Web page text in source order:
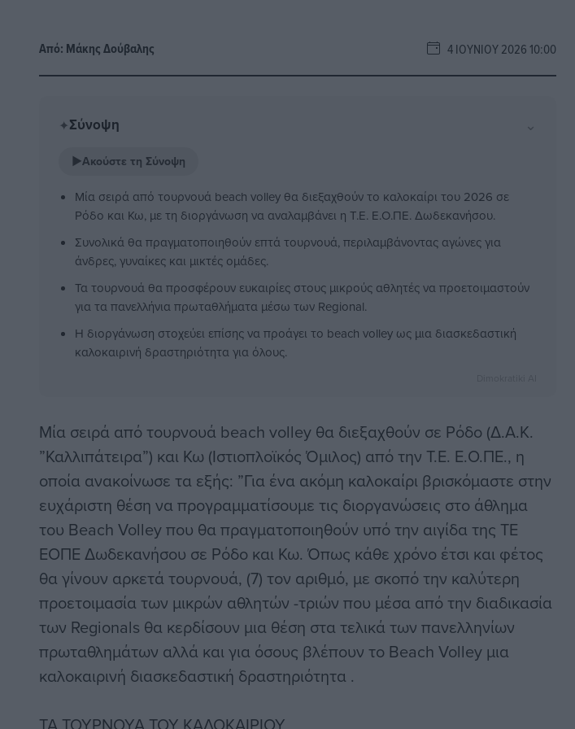
Από: Μάκης Δούβαλης 4 ΙΟΥΝΊΟΥ 2026 10:00
✦Σύνοψη ⌄
▶Ακούστε τη Σύνοψη
Μία σειρά από τουρνουά beach volley θα διεξαχθούν το καλοκαίρι του 2026 σε
Ρόδο και Κω, με τη διοργάνωση να αναλαμβάνει η Τ.Ε. Ε.Ο.ΠΕ. Δωδεκανήσου.
Συνολικά θα πραγματοποιηθούν επτά τουρνουά, περιλαμβάνοντας αγώνες για
άνδρες, γυναίκες και μικτές ομάδες.
Τα τουρνουά θα προσφέρουν ευκαιρίες στους μικρούς αθλητές να προετοιμαστούν
για τα πανελλήνια πρωταθλήματα μέσω των Regional.
Η διοργάνωση στοχεύει επίσης να προάγει το beach volley ως μια διασκεδαστική
καλοκαιρινή δραστηριότητα για όλους.
Μία σειρά από τουρνουά beach volley θα διεξαχθούν σε Ρόδο (Δ.Α.Κ.
”Καλλιπάτειρα”) και Κω (Ιστιοπλοϊκός Όμιλος) από την Τ.Ε. Ε.Ο.ΠΕ., η
οποία ανακοίνωσε τα εξής: ”Για ένα ακόμη καλοκαίρι βρισκόμαστε στην
ευχάριστη θέση να προγραμματίσουμε τις διοργανώσεις στο άθλημα
του Beach Volley που θα πραγματοποιηθούν υπό την αιγίδα της ΤΕ
ΕΟΠΕ Δωδεκανήσου σε Ρόδο και Κω. Όπως κάθε χρόνο έτσι και φέτος
θα γίνουν αρκετά τουρνουά, (7) τον αριθμό, με σκοπό την καλύτερη
προετοιμασία των μικρών αθλητών -τριών που μέσα από την διαδικασία
των Regionals θα κερδίσουν μια θέση στα τελικά των πανελληνίων
πρωταθλημάτων αλλά και για όσους βλέπουν το Beach Volley μια
καλοκαιρινή διασκεδαστική δραστηριότητα .